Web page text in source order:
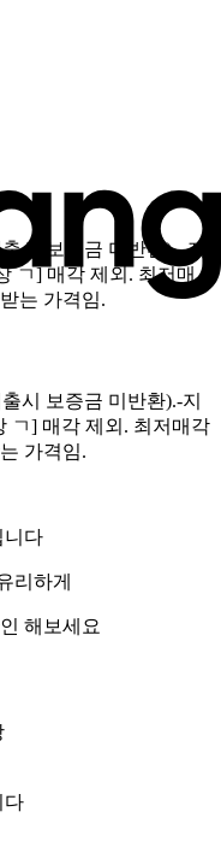
시 보증금 미반환). -지
ㄱ] 매각 제외. 최저매
는 가격임.
시 보증금 미반환).-지
ㄱ] 매각 제외. 최저매각
가격임.
니다
리하게
해보세요
다